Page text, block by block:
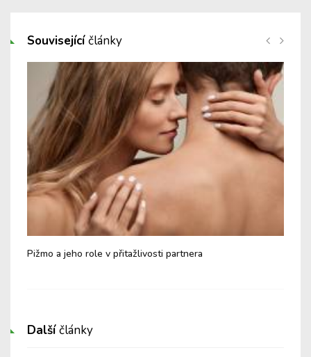
Souvisejícíčlánky
Pižmo a jeho role v přitažlivosti partnera
Dalšíčlánky